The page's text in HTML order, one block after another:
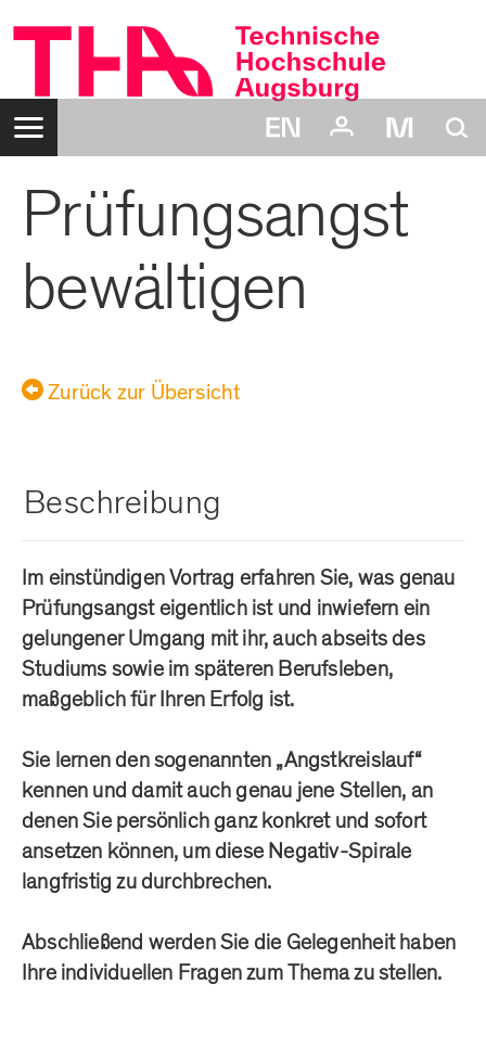
Inhalt
Navigation:
Prüfungsangst
bewältigen
Zurück zur Übersicht
Beschreibung
Im einstündigen Vortrag erfahren Sie, was genau
Prüfungsangst eigentlich ist und inwiefern ein
gelungener Umgang mit ihr, auch abseits des
Studiums sowie im späteren Berufsleben,
maßgeblich für Ihren Erfolg ist.
Sie lernen den sogenannten „Angstkreislauf“
kennen und damit auch genau jene Stellen, an
denen Sie persönlich ganz konkret und sofort
ansetzen können, um diese Negativ-Spirale
langfristig zu durchbrechen.
Abschließend werden Sie die Gelegenheit haben
Ihre individuellen Fragen zum Thema zu stellen.